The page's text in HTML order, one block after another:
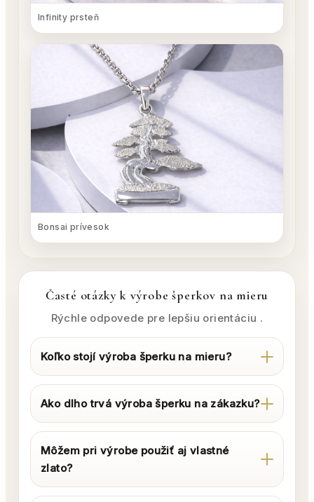
Infinity prsteň
Bonsai prívesok
Časté otázky k výrobe šperkov na mieru
Rýchle odpovede pre lepšiu orientáciu .
Koľko stojí výroba šperku na mieru?
Ako dlho trvá výroba šperku na zákazku?
Môžem pri výrobe použiť aj vlastné
zlato?